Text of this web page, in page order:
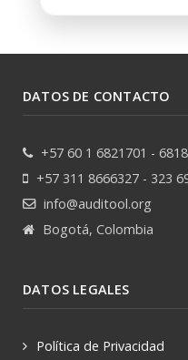
DATOS DE CONTACTO
+57 60 1 6821701 -
+57 311 8666327 - 323
info@auditool.org
Bogotá, Colombia
DATOS LEGALES
Política de Privacidad